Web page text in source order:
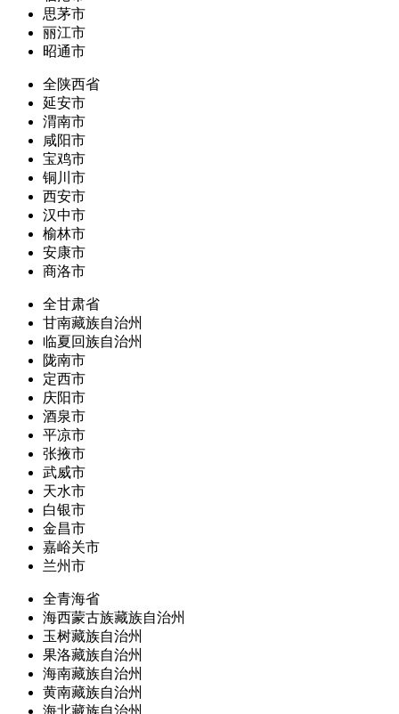
思茅市
丽江市
昭通市
全陕西省
延安市
渭南市
咸阳市
宝鸡市
铜川市
西安市
汉中市
榆林市
安康市
商洛市
全甘肃省
甘南藏族自治州
临夏回族自治州
陇南市
定西市
庆阳市
酒泉市
平凉市
张掖市
武威市
天水市
白银市
金昌市
嘉峪关市
兰州市
全青海省
海西蒙古族藏族自治州
玉树藏族自治州
果洛藏族自治州
海南藏族自治州
黄南藏族自治州
海北藏族自治州